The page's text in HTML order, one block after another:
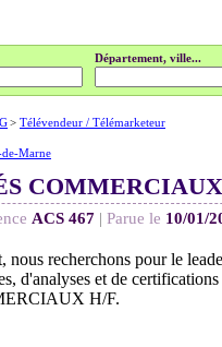
Département, ville...
> Télévendeur / Télémarketeur
Marne
ACS 467 | Parue le 10/01/
nous recherchons pour le
d'analyses et de certifications
H/F.